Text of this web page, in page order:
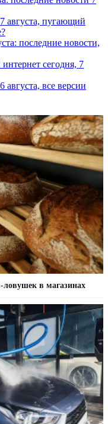
августа, пугающий
последние новости,
сегодня, 7
августа, все версии
ловушек в магазинах